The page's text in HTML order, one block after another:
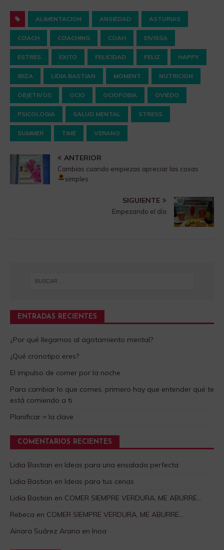
ALIMENTACION ANSIEDAD ASTURIAS
COACH COACHING COAH EIVISSA
ESTRES EXITO FELICIDAD FELIZ HAPPY
IBIZA LIDIA BASTIAN MOMENT NUTRICION
OBJETIVOS OCIO OCIOFOBIA OVIEDO
PSICOLOGIA SALUD MENTAL STRESS
SUMMER TIME VERANO
ANTERIOR
Cambias cuando empiezas apreciar las cosas
simples
SIGUIENTE
Empezando el día
ENTRADAS RECIENTES
¿Por qué llegamos al agotamiento mental?
¿Qué cronotipo eres?
El impulso de comer por la noche
Para cambiar lo que comes, primero hay que entender qué te
está comiendo a ti
Planificar = la clave
COMENTARIOS RECIENTES
Lidia Bastian en Ideas para una ensalada perfecta
Lidia Bastian en Ideas para tus cenas
Lidia Bastian en COMER SIEMPRE VERDURA, ME ABURRE…
Rebeca en COMER SIEMPRE VERDURA, ME ABURRE…
Ainara Suárez Arana en Inoa